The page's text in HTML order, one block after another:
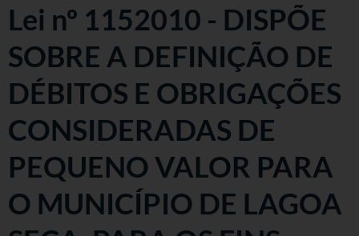
Lei nº 1152010 - DISPÕE
SOBRE A DEFINIÇÃO DE
DÉBITOS E OBRIGAÇÕES
CONSIDERADAS DE
PEQUENO VALOR PARA
O MUNICÍPIO DE LAGOA